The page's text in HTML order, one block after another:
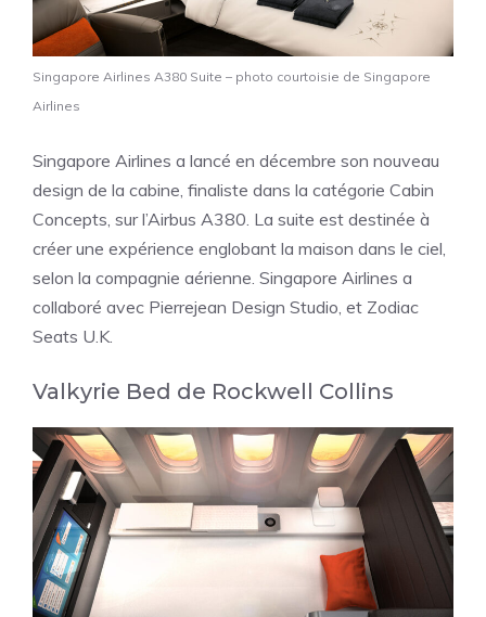
Singapore Airlines A380 Suite – photo courtoisie de Singapore
Airlines
Singapore Airlines a lancé en décembre son nouveau
design de la cabine, finaliste dans la catégorie Cabin
Concepts, sur l’Airbus A380. La suite est destinée à
créer une expérience englobant la maison dans le ciel,
selon la compagnie aérienne. Singapore Airlines a
collaboré avec Pierrejean Design Studio, et Zodiac
Seats U.K.
Valkyrie Bed de Rockwell Collins